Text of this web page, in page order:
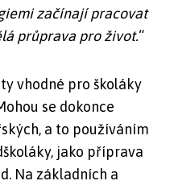
začínají pracovat
průprava pro život.“
vhodné pro školáky
se dokonce
a to používáním
jako příprava
Na základních a